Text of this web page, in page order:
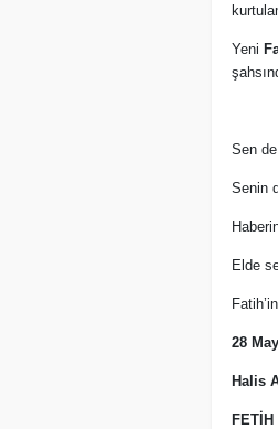
Yeni
Sen
Senin
Elde
28
Halis
FETİH